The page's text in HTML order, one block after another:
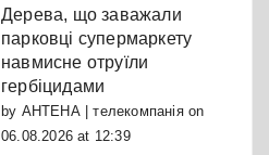
Дерева, що заважали
парковці супермаркету
навмисне отруїли
гербіцидами
by АНТЕНА | телекомпаніяon
06.08.2026 at 12:39